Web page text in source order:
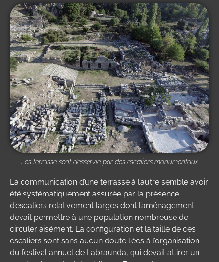
Les terrasse sont desservie par des escaliers monumentaux
La communication d’une terrasse à l’autre semble avoir
été systématiquement assurée par la présence
d’escaliers relativement larges dont l’aménagement
devait permettre à une population nombreuse de
circuler aisément. La configuration et la taille de ces
escaliers sont sans aucun doute liées à l’organisation
du festival annuel de Labraunda, qui devait attirer un